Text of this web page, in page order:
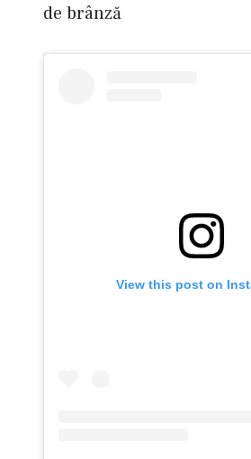
de brânză
View this post on